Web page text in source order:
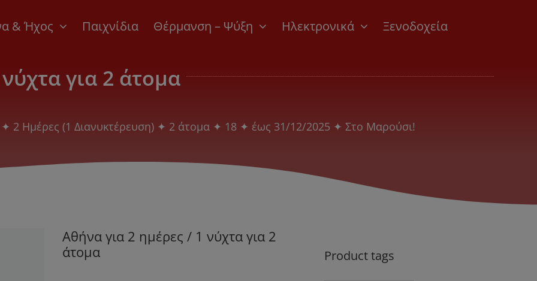
& Ήχος Παιχνίδια Θέρμανση – Ψύξη Ηλεκτρονικά Ξενοδοχεία
για 2 άτομα
2 Ημέρες (1 Διανυκτέρευση) ✦ 2 άτομα ✦ 18 ✦ έως 31/12/2025 ✦ Στο Μαρούσι!
Αθήνα για 2 ημέρες / 1 νύχτα για 2
άτομα
Product tags